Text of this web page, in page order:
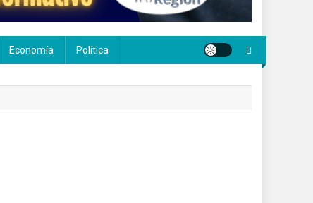
Economía Política